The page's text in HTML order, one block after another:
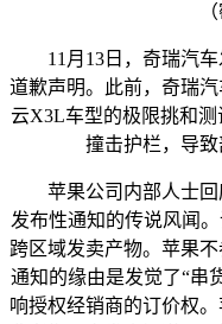
11月13日，奇瑞汽车
道歉声明。此前，奇瑞
云X3L车型的极限挑和
撞击护栏，导致
苹果公司内部人士回
发布性通知的传说风闻
跨区域发卖产物。苹果
通知的缘由是发觉了“串
响授权经销商的订价权